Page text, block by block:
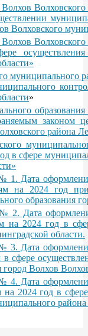
Волховского
муниципального
»
законом
района
в сфере
Дата
на 2024 год
образования
2. Дата
на 2024 год в
области.
Дата
сфере
Волхов
Дата
2024 год в